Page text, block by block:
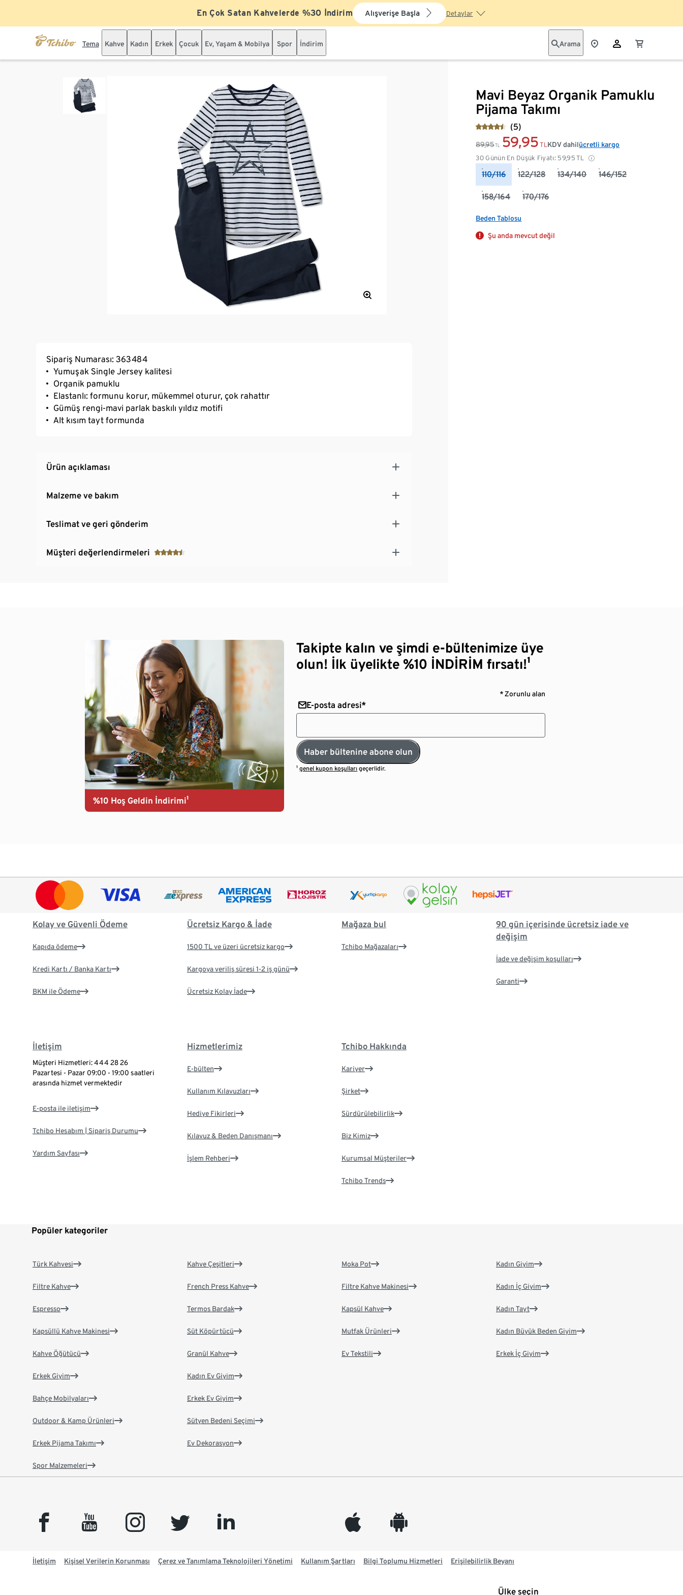
En Çok Satan Kahvelerde %30 İndirim Alışverişe Başla Detaylar
Tema Kahve Kadın Erkek Çocuk Ev, Yaşam & Mobilya Spor İndirim Arama
Mavi Beyaz Organik Pamuklu
Pijama Takımı
(5)
89,95 TL 59,95 TL
30 Günün En Düşük Fiyatı: 59,95 TL
KDV dahilücretli kargo
110/116 122/128 134/140 146/152
158/164 170/176
Beden Tablosu
Şu anda mevcut değil
Sipariş Numarası: 363484
Yumuşak Single Jersey kalitesi
Organik pamuklu
Elastanlı: formunu korur, mükemmel oturur, çok rahattır
Gümüş rengi-mavi parlak baskılı yıldız motifi
Alt kısım tayt formunda
Ürün açıklaması
Malzeme ve bakım
Teslimat ve geri gönderim
Müşteri değerlendirmeleri
%10 Hoş Geldin İndirimi¹
Takipte kalın ve şimdi e-bültenimize üye
olun! İlk üyelikte %10 İNDİRİM fırsatı!¹
* Zorunlu alan
E-posta adresi*
Haber bültenine abone olun
¹genel kupon koşulları geçerlidir.
Kolay ve Güvenli Ödeme
Kapıda ödeme
Kredi Kartı / Banka Kartı
BKM ile Ödeme
Ücretsiz Kargo & İade
1500 TL ve üzeri ücretsiz kargo
Kargoya veriliş süresi 1-2 iş günü
Ücretsiz Kolay İade
Mağaza bul
Tchibo Mağazaları
90 gün içerisinde ücretsiz iade ve
değişim
İade ve değişim koşulları
Garanti
İletişim
Müşteri Hizmetleri: 444 28 26
Pazartesi - Pazar 09:00 - 19:00 saatleri
arasında hizmet vermektedir
E-posta ile iletişim
Tchibo Hesabım | Sipariş Durumu
Yardım Sayfası
Hizmetlerimiz
E-bülten
Kullanım Kılavuzları
Hediye Fikirleri
Kılavuz & Beden Danışmanı
İşlem Rehberi
Tchibo Hakkında
Kariyer
Şirket
Sürdürülebilirlik
Biz Kimiz
Kurumsal Müşteriler
Tchibo Trends
Popüler kategoriler
Türk Kahvesi
Filtre Kahve
Espresso
Kapsüllü Kahve Makinesi
Kahve Öğütücü
Kahve Çeşitleri
French Press Kahve
Termos Bardak
Süt Köpürtücü
Granül Kahve
Moka Pot
Filtre Kahve Makinesi
Kapsül Kahve
Mutfak Ürünleri
Ev Tekstili
Kadın Giyim
Kadın İç Giyim
Kadın Tayt
Kadın Büyük Beden Giyim
Erkek İç Giyim
Erkek Giyim
Bahçe Mobilyaları
Outdoor & Kamp Ürünleri
Erkek Pijama Takımı
Spor Malzemeleri
Kadın Ev Giyim
Erkek Ev Giyim
Sütyen Bedeni Seçimi
Ev Dekorasyon
facebook youtube instagram twitter linkedin appleinc android
İletişim Kişisel Verilerin Korunması Çerez ve Tanımlama Teknolojileri Yönetimi Kullanım Şartları Bilgi Toplumu Hizmetleri Erişilebilirlik Beyanı
Ülke seçin